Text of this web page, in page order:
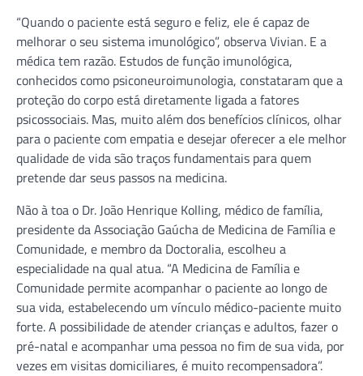
“Quando o paciente está seguro e feliz, ele é capaz de
melhorar o seu sistema imunológico”, observa Vivian. E a
médica tem razão. Estudos de função imunológica,
conhecidos como psiconeuroimunologia, constataram que a
proteção do corpo está diretamente ligada a fatores
psicossociais. Mas, muito além dos benefícios clínicos, olhar
para o paciente com empatia e desejar oferecer a ele melhor
qualidade de vida são traços fundamentais para quem
pretende dar seus passos na medicina.
Não à toa o Dr. João Henrique Kolling, médico de família,
presidente da Associação Gaúcha de Medicina de Família e
Comunidade, e membro da Doctoralia, escolheu a
especialidade na qual atua. “A Medicina de Família e
Comunidade permite acompanhar o paciente ao longo de
sua vida, estabelecendo um vínculo médico-paciente muito
forte. A possibilidade de atender crianças e adultos, fazer o
pré-natal e acompanhar uma pessoa no fim de sua vida, por
vezes em visitas domiciliares, é muito recompensadora”.